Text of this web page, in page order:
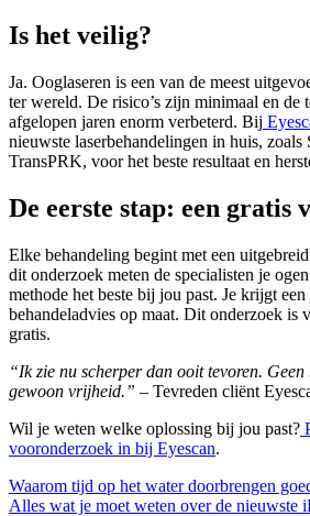
Is het veilig?
Ja. Ooglaseren is een van de meest
ter wereld. De risico’s zijn minimaal en de
afgelopen jaren enorm verbeterd. Bij
nieuwste laserbehandelingen in huis,
TransPRK, voor het beste resultaat en
De eerste stap: een gratis
Elke behandeling begint met een
dit onderzoek meten de specialisten je
methode het beste bij jou past. Je krijgt
behandeladvies op maat. Dit onderzoek
gratis.
“Ik zie nu scherper dan ooit tevoren.
gewoon vrijheid.” – Tevreden cliënt
Wil je weten welke oplossing bij jou past?
vooronderzoek in bij Eyescan.
Bericht
Waarom tijd op het water doorbrengen
Alles wat je moet weten over de nieuwste